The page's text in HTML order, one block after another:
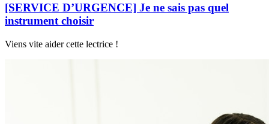
[SERVICE D’URGENCE] Je ne sais pas quel
instrument choisir
Viens vite aider cette lectrice !